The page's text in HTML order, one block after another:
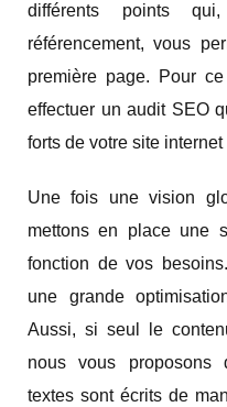
différents points
référencement, vous
première page. Pour
effectuer un audit SEO
forts de votre site
Une fois une vision
mettons en place une
fonction de vos
une grande
Aussi, si seul le
nous vous proposons
textes sont écrits de